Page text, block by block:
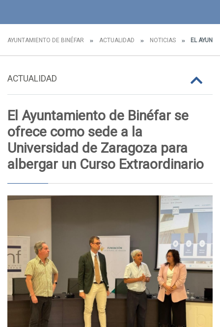
AYUNTAMIENTO DE BINÉFAR ACTUALIDAD NOTICIAS EL
ACTUALIDAD
El Ayuntamiento de Binéfar se
ofrece como sede a la
Universidad de Zaragoza para
albergar un Curso Extraordinario